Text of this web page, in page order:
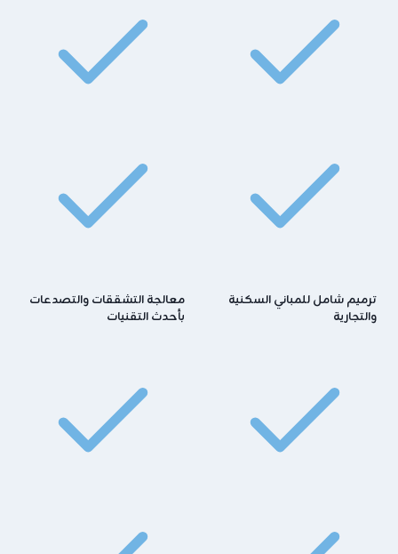
ترميم شامل للمباني السكنية
والتجارية
معالجة التشققات والتصدعات
بأحدث التقنيات